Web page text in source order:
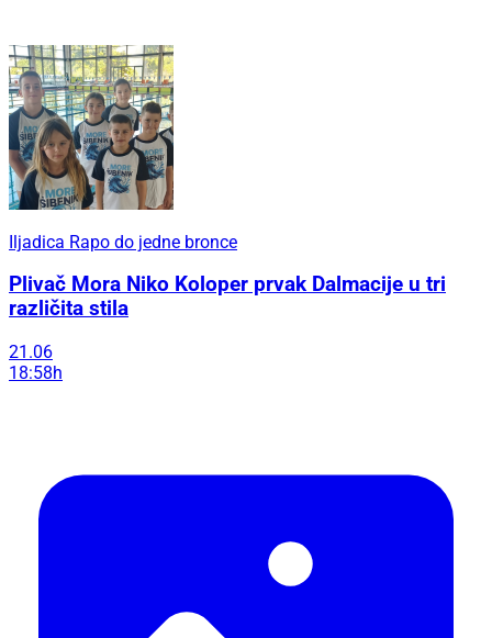
Iljadica Rapo do jedne bronce
Plivač Mora Niko Koloper prvak Dalmacije u tri
različita stila
21.06
18:58h